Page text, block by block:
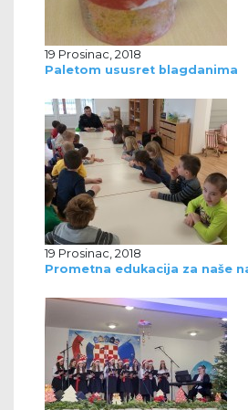
19 Prosinac, 2018
Paletom ususret blagdanima
19 Prosinac, 2018
Prometna edukacija za naše